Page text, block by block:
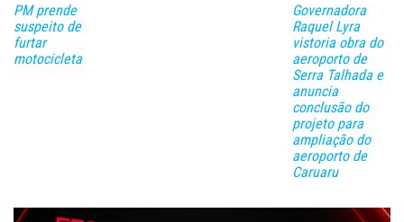
PM prende
suspeito de
furtar
motocicleta
Governadora
Raquel Lyra
vistoria obra do
aeroporto de
Serra Talhada e
anuncia
conclusão do
projeto para
ampliação do
aeroporto de
Caruaru